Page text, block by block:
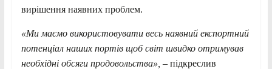
вирішення наявних проблем.
«Ми маємо використовувати весь наявний експортний
потенціал наших портів щоб світ швидко отримував
необхідні обсяги продовольства», – підкреслив